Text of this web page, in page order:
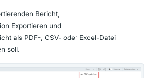
Bericht,
Exportieren und
als PDF-, CSV- oder Excel-Datei
soll.